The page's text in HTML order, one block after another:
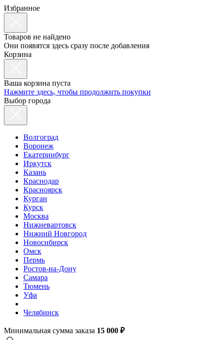
Избранное
Товаров не найдено
Они появятся здесь сразу после добавления
Корзина
Ваша корзина пуста
Нажмите здесь, чтобы продолжить покупки
Выбор города
Волгоград
Воронеж
Екатеринбург
Иркутск
Казань
Краснодар
Красноярск
Курган
Курск
Москва
Нижневартовск
Нижний Новгород
Новосибирск
Омск
Пермь
Ростов-на-Дону
Самара
Тюмень
Уфа
Челябинск
Минимальная сумма заказа 15 000 ₽